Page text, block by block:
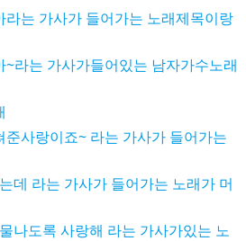
라는 가사가 들어가는 노래제목이랑
~라는 가사가들어있는 남자가수노래
준사랑이죠~ 라는 가사가 들어가는
데 라는 가사가 들어가는 노래가 머
나도록 사랑해 라는 가사가있는 노